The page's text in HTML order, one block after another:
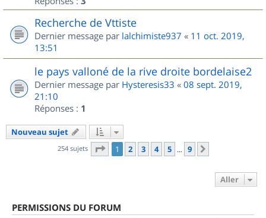
Recherche de Vttiste
Dernier message par lalchimiste937 « 11 oct. 2019,
13:51
le pays valloné de la rive droite bordelaise2
Dernier message par Hysteresis33 « 08 sept. 2019,
21:10
Réponses : 1
Nouveau sujet
254 sujets Page 1sur
1 2 3 4 5 … 9
Aller
PERMISSIONS DU FORUM